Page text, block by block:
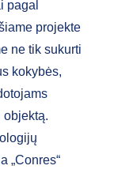
pagal
projekte
ne tik sukurti
kokybės,
objektą.
„Conres“